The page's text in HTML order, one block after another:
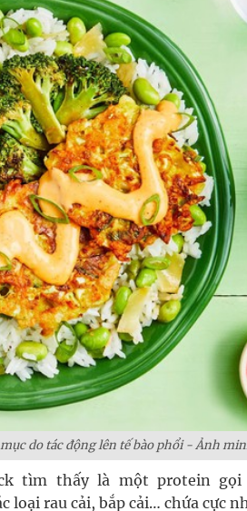
do tác động lên tế bào phổi - Ảnh
tìm thấy là một protein
loại rau cải, bắp cải… chứa cực